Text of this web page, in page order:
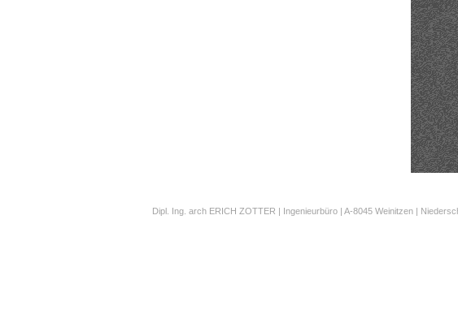
Dipl. Ing. arch ERICH ZOTTER | Ingenieurbüro | A-8045 Weinitzen |